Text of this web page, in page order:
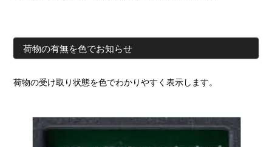
荷物の有無を色でお知らせ
荷物の受け取り状態を色でわかりやすく表示します。